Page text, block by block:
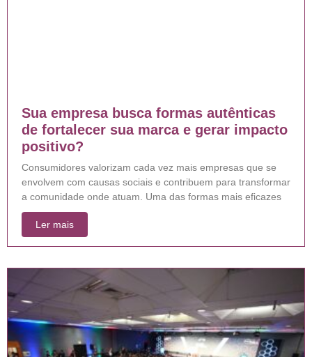
Sua empresa busca formas autênticas
de fortalecer sua marca e gerar impacto
positivo?
Consumidores valorizam cada vez mais empresas que se
envolvem com causas sociais e contribuem para transformar
a comunidade onde atuam. Uma das formas mais eficazes
Ler mais